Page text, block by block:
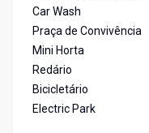
Car Wash
Praça de Convivência
Mini Horta
Redário
Bicicletário
Electric Park